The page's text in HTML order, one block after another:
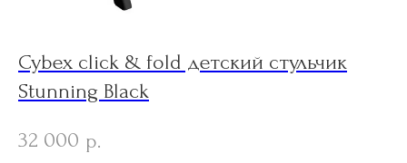
Cybex click & fold детский стульчик
Stunning Black
32 000 р.